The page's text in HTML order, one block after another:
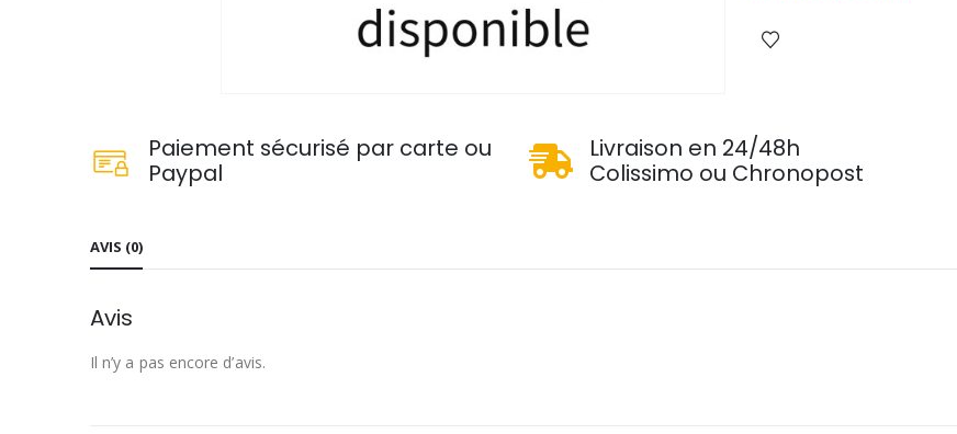
Paiement sécurisé par carte ou
Paypal
Livraison en 24/48h
Colissimo ou Chronopost
AVIS (0)
Avis
Il n’y a pas encore d’avis.